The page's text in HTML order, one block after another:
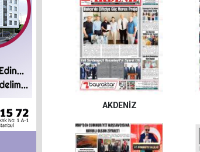
AKDENİZ